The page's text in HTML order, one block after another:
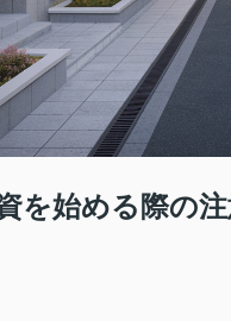
を始める際の